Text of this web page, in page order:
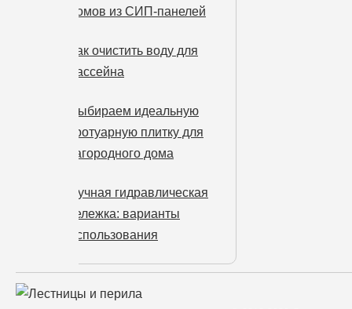
домов из СИП-панелей
Как очистить воду для
бассейна
Выбираем идеальную
тротуарную плитку для
загородного дома
Ручная гидравлическая
тележка: варианты
использования